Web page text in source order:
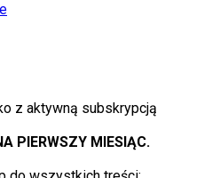
z aktywną subskrypcją
PIERWSZY MIESIĄC.